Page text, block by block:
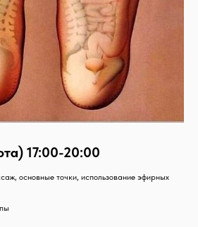
17:00-20:00
основные точки, использование эфирных